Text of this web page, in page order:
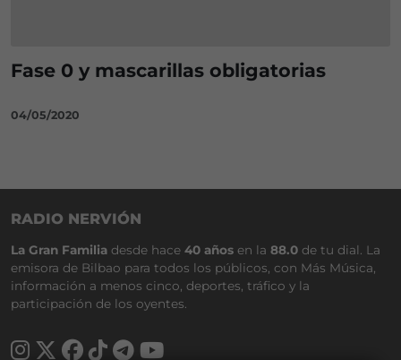
Fase 0 y mascarillas obligatorias
04/05/2020
RADIO NERVIÓN
La Gran Familia desde hace 40 años en la 88.0 de tu dial. La
emisora de Bilbao para todos los públicos, con Más Música,
información a menos cinco, deportes, tráfico y la
participación de los oyentes.